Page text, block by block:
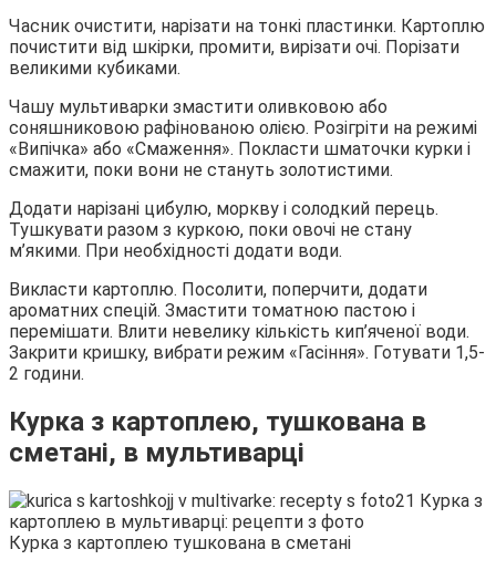
Часник очистити, нарізати на тонкі пластинки. Картоплю
почистити від шкірки, промити, вирізати очі. Порізати
великими кубиками.
Чашу мультиварки змастити оливковою або
соняшниковою рафінованою олією. Розігріти на режимі
«Випічка» або «Смаження». Покласти шматочки курки і
смажити, поки вони не стануть золотистими.
Додати нарізані цибулю, моркву і солодкий перець.
Тушкувати разом з куркою, поки овочі не стану
м’якими. При необхідності додати води.
Викласти картоплю. Посолити, поперчити, додати
ароматних спецій. Змастити томатною пастою і
перемішати. Влити невелику кількість кип’яченої води.
Закрити кришку, вибрати режим «Гасіння». Готувати 1,5-
2 години.
Курка з картоплею, тушкована в
сметані, в мультиварці
Курка з картоплею тушкована в сметані